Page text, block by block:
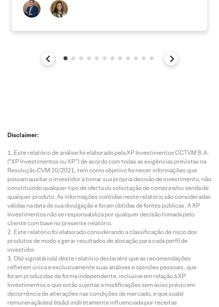
Disclaimer:
Este relatório de análise foi elaborado pela XP Investimentos CCTVM S.A.
(“XP Investimentos ou XP”) de acordo com todas as exigências previstas na
Resolução CVM 20/2021, tem como objetivo fornecer informações que
possam auxiliar o investidor a tomar sua própria decisão de investimento, não
constituindo qualquer tipo de oferta ou solicitação de compra e/ou venda de
qualquer produto. As informações contidas neste relatório são consideradas
válidas na data de sua divulgação e foram obtidas de fontes públicas. A XP
Investimentos não se responsabiliza por qualquer decisão tomada pelo
cliente com base no presente relatório.
Este relatório foi elaborado considerando a classificação de risco dos
produtos de modo a gerar resultados de alocação para cada perfil de
investidor.
O(s) signatário(s) deste relatório declara(m) que as recomendações
refletem única e exclusivamente suas análises e opiniões pessoais, que
foram produzidas de forma independente, inclusive em relação à XP
Investimentos e que estão sujeitas a modificações sem aviso prévio em
decorrência de alterações nas condições de mercado, e que sua(s)
remuneração(es) é(são) indiretamente influenciada por receitas